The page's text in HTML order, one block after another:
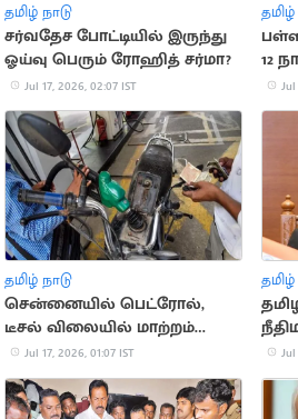
தமிழ் நாடு
சர்வதேச போட்டியில் இருந்து
ஓய்வு பெரும் ரோஹித் சர்மா?
Jul 17, 2026, 02:07 IST
தமிழ்
12
தமிழ் நாடு
சென்னையில் பெட்ரோல்,
டீசல் விலையில் மாற்றம்
இல்லை
Jul 17, 2026, 01:07 IST
தமிழ்
Jul